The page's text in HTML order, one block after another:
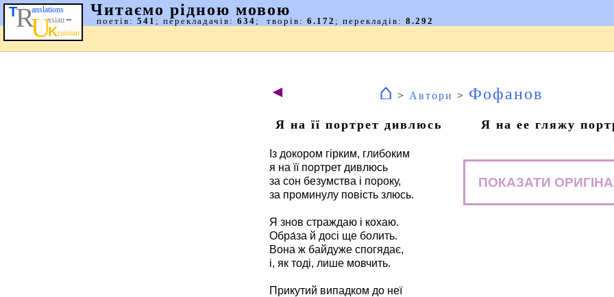
◄ ⌂ > Автори > Фофанов
Я на її портрет дивлюсь
Із докором гірким, глибоким
я на її портрет дивлюсь
за сон безумства і пороку,
за проминулу повість злюсь.
Я знов страждаю і кохаю.
Обра́за й досі ще болить.
Вона ж байдуже спогядає,
і, як тоді, лише мовчить.
Прикутий випадком до неї
Я на ее гляжу
ПОКАЗАТИ